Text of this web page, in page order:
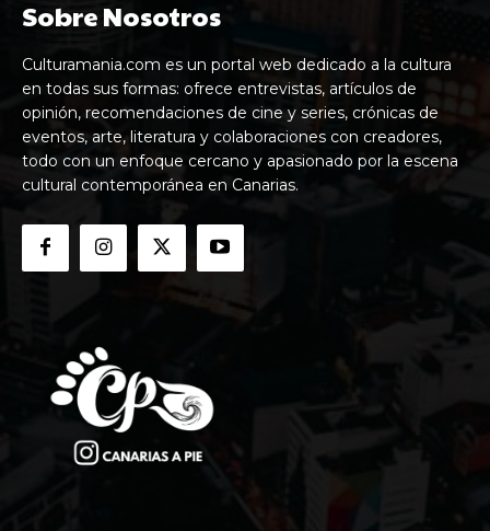
Sobre Nosotros
Culturamania.com es un portal web dedicado a la cultura
en todas sus formas: ofrece entrevistas, artículos de
opinión, recomendaciones de cine y series, crónicas de
eventos, arte, literatura y colaboraciones con creadores,
todo con un enfoque cercano y apasionado por la escena
cultural contemporánea en Canarias.